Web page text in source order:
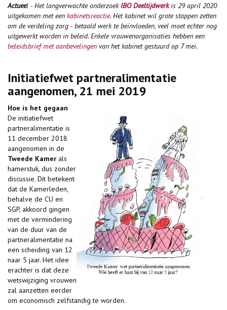
Actueel - Het langverwachte onderzoek IBO Deeltijdwerkis 29 april 2020
uitgekomen met een kabinetsreactie. Het kabinet wil grote stappen zetten
om de verdeling zorg - betaald werk te beïnvloeden, veel moet echter nog
uitgewerkt worden in beleid. Enkele vrouwenorganisaties hebben een
beleidsbrief met aanbevelingen van het kabinet gestuurd op 7 mei.
Initiatiefwet partneralimentatie
aangenomen, 21 mei 2019
Hoe is het gegaan
De initiatiefwet
partneralimentatie is
11 december 2018
aangenomen in de
Tweede Kamer als
hamerstuk, dus zonder
discussie. Dit betekent
dat de Kamerleden,
behalve de CU en
SGP, akkoord gingen
met de vermindering
van de duur van de
partneralimentatie na
een scheiding van 12
naar 5 jaar. Het idee
erachter is dat deze
wetswijziging vrouwen
zal aanzetten eerder
om economisch zelfstandig te worden.